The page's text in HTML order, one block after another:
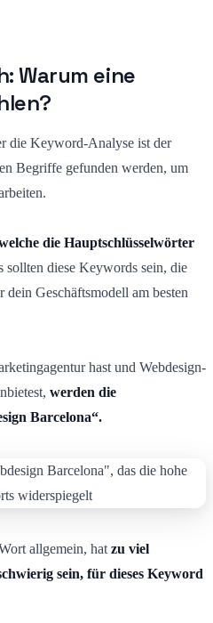
Warum eine
die Keyword-Analyse ist der
Begriffe gefunden werden, um
die Hauptschlüsselwörter
sollten diese Keywords sein, die
dein Geschäftsmodell am besten
hast und Webdesign-
werden die
Barcelona“.
allgemein, hat zu viel
sein, für dieses Keyword